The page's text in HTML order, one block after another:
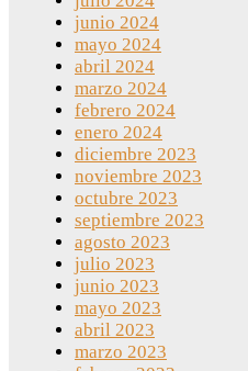
junio 2024
mayo 2024
abril 2024
marzo 2024
febrero 2024
enero 2024
diciembre 2023
noviembre 2023
octubre 2023
septiembre 2023
agosto 2023
julio 2023
junio 2023
mayo 2023
abril 2023
marzo 2023